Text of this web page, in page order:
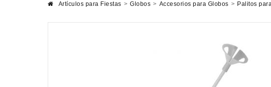
Artículos para Fiestas > Globos > Accesorios para Globos > Palitos